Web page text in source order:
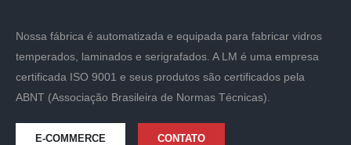
Nossa fábrica é automatizada e equipada para fabricar vidros
temperados, laminados e serigrafados. A LM é uma empresa
certificada ISO 9001 e seus produtos são certificados pela
ABNT (Associação Brasileira de Normas Técnicas).
E-COMMERCE CONTATO